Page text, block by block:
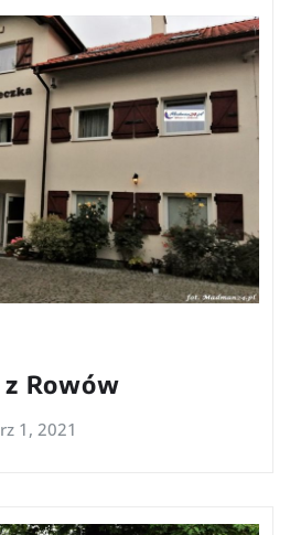
Rowów
1, 2021